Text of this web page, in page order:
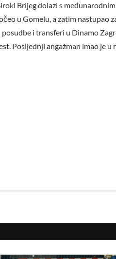
Brijeg dolazi s
u Gomelu, a zatim nastupao
i transferi u Dinamo
Posljednji angažman imao je u